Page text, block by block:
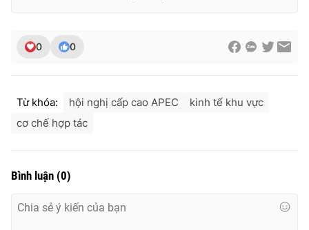
Theo dõi báo trên
Giấy phép hoạt động báo in và báo điện tử số 483/GP-BTTTT
Phó Tổng Biên tập:
0 0
Từ khóa: hội nghị cấp cao APEC
kinh tế khu vực
cơ chế hợp tác
Bình luận (0)